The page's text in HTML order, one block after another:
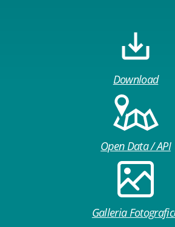
Download
Open Data / API
Galleria